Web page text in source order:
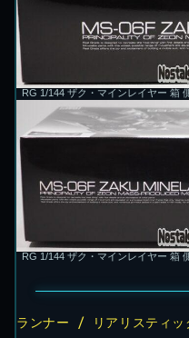
RG 1/144 ザク・マインレイヤー 箱
RG 1/144 ザク・マインレイヤー 箱
ランナー / リアリスティ